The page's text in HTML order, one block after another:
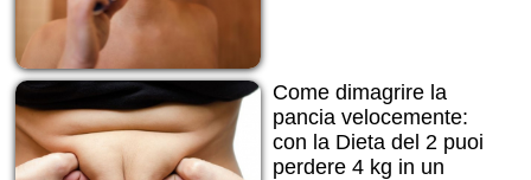
Come dimagrire la
pancia velocemente:
con la Dieta del 2 puoi
perdere 4 kg in un